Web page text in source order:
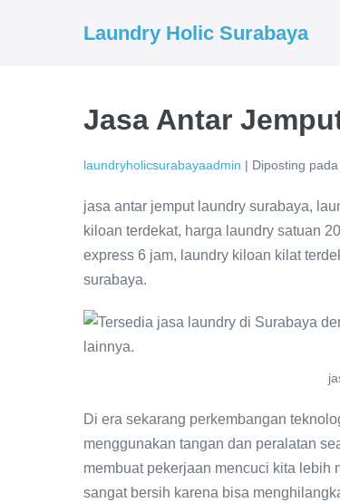
Laundry Holic Surabaya
Jasa Antar
laundryholicsurabayaadmin | Diposting pada
jasa antar jemput laundry surabaya,
kiloan terdekat, harga laundry satuan
express 6 jam, laundry kiloan kilat
surabaya.
Di era sekarang perkembangan
menggunakan tangan dan peralatan
membuat pekerjaan mencuci kita lebih
sangat bersih karena bisa